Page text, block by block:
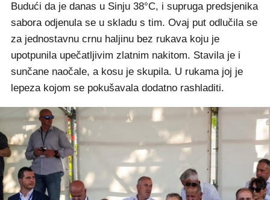
Budući da je danas u Sinju 38°C, i supruga predsjenika
sabora odjenula se u skladu s tim. Ovaj put odlučila se
za jednostavnu crnu haljinu bez rukava koju je
upotpunila upečatljivim zlatnim nakitom. Stavila je i
sunčane naočale, a kosu je skupila. U rukama joj je
lepeza kojom se pokušavala dodatno rashladiti.